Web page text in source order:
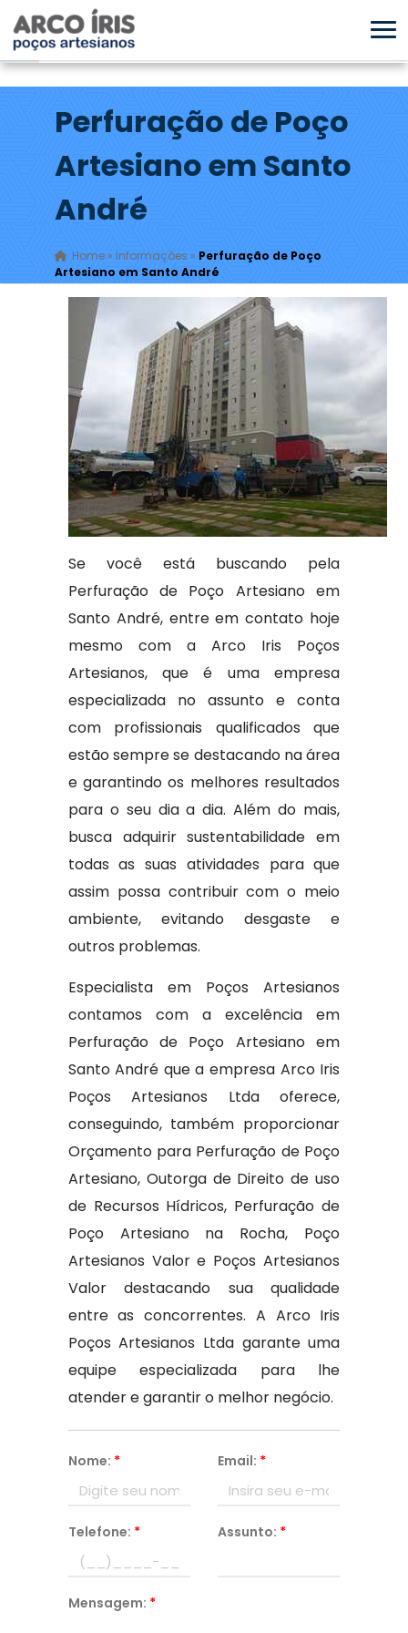
Perfuração de Poço
Artesiano em Santo
André
Home» Informações » Perfuração de Poço
Artesiano em Santo André
Se você está buscando pela
Perfuração de Poço Artesiano em
Santo André, entre em contato hoje
mesmo com a Arco Iris Poços
Artesianos, que é uma empresa
especializada no assunto e conta
com profissionais qualificados que
estão sempre se destacando na área
e garantindo os melhores resultados
para o seu dia a dia. Além do mais,
busca adquirir sustentabilidade em
todas as suas atividades para que
assim possa contribuir com o meio
ambiente, evitando desgaste e
outros problemas.
Especialista em Poços Artesianos
contamos com a excelência em
Perfuração de Poço Artesiano em
Santo André que a empresa Arco Iris
Poços Artesianos Ltda oferece,
conseguindo, também proporcionar
Orçamento para Perfuração de Poço
Artesiano, Outorga de Direito de uso
de Recursos Hídricos, Perfuração de
Poço Artesiano na Rocha, Poço
Artesianos Valor e Poços Artesianos
Valor destacando sua qualidade
entre as concorrentes. A Arco Iris
Poços Artesianos Ltda garante uma
equipe especializada para lhe
atender e garantir o melhor negócio.
Nome: * Email: *
Telefone: * Assunto: *
Mensagem: *